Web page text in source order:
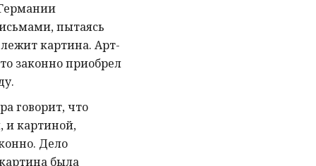
пытаясь
картина. Арт-
законно приобрел
говорит, что
и картиной,
Дело
была